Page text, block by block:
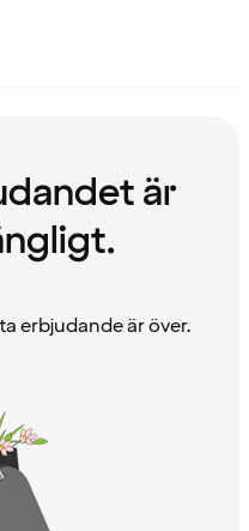
är
erbjudande är över.